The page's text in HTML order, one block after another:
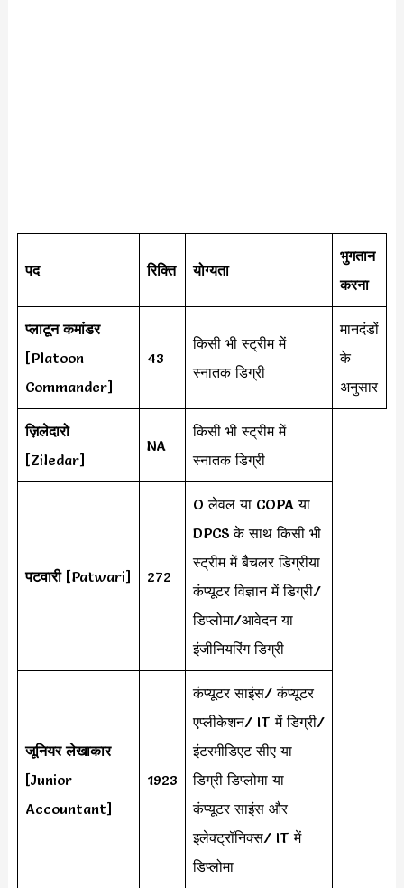
पद रिक्ति योग्यता
भुगतान
करना
प्लाटून कमांडर
[Platoon
Commander]
43
किसी भी स्ट्रीम में
स्नातक डिग्री
मानदंडों
के
अनुसार
ज़िलेदारो
[Ziledar]
NA
किसी भी स्ट्रीम में
स्नातक डिग्री
पटवारी[Patwari] 272
O लेवल या COPA या
DPCS के साथ किसी भी
स्ट्रीम में बैचलर डिग्रीया
कंप्यूटर विज्ञान में डिग्री/
डिप्लोमा/आवेदन या
इंजीनियरिंग डिग्री
जूनियर लेखाकार
[Junior
Accountant]
1923
कंप्यूटर साइंस/ कंप्यूटर
एप्लीकेशन/ IT में डिग्री/
इंटरमीडिएट सीए या
डिग्री डिप्लोमा या
कंप्यूटर साइंस और
इलेक्ट्रॉनिक्स/ IT में
डिप्लोमा